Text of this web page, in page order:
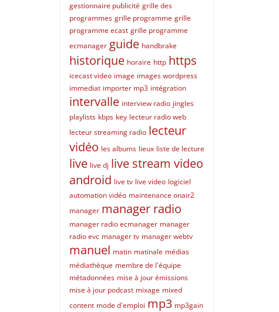
gestionnaire publicité grille des
programmes grille programme grille
programme ecast grille programme
ecmanager guide handbrake
historique horaire http https
icecast video image images wordpress
immediat importer mp3 intégration
intervalle interview radio jingles
playlists kbps key lecteur radio web
lecteur streaming radio lecteur
vidéo les albums lieux liste de lecture
live live dj live stream video
android live tv live video logiciel
automation vidéo maintenance onair2
manager manager radio
manager radio ecmanager manager
radio evc manager tv manager webtv
manuel matin matinale médias
médiathèque membre de l'équipe
métadonnées mise à jour émissions
mise à jour podcast mixage mixed
content mode d'emploi mp3 mp3gain